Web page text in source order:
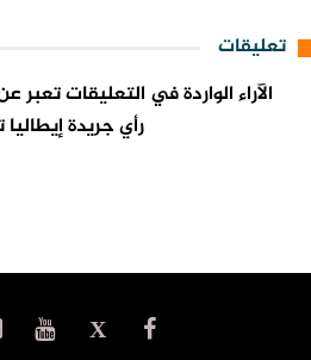
تعليقات
الآراء الواردة في التعليقات
رأي جريدة